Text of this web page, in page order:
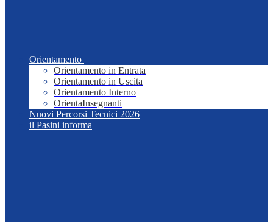
Orientamento
Orientamento in Entrata
Orientamento in Uscita
Orientamento Interno
OrientaInsegnanti
Nuovi Percorsi Tecnici 2026
il Pasini informa